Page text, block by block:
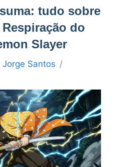
tudo sobre
do
Slayer
Jorge Santos